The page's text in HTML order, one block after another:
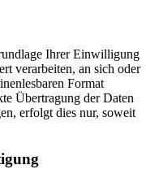
Ihrer Einwilligung
verarbeiten, an sich oder
Format
Übertragung der Daten
erfolgt dies nur, soweit